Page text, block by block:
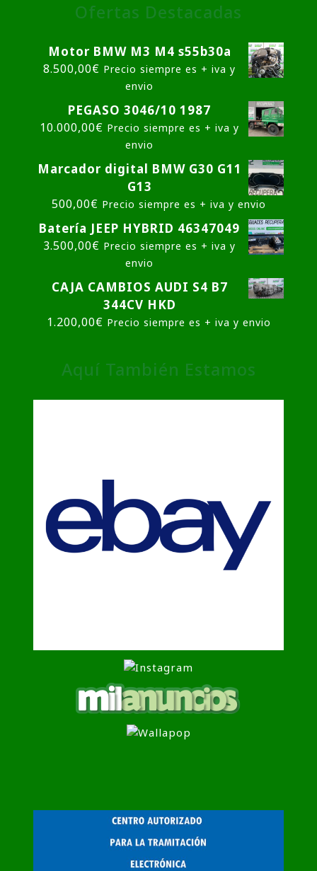
Ofertas Destacadas
Motor BMW M3 M4 s55b30a
8.500,00€ Precio siempre es + iva y
envio
PEGASO 3046/10 1987
10.000,00€ Precio siempre es + iva y
envio
Marcador digital BMW G30 G11
G13
500,00€ Precio siempre es + iva y envio
Batería JEEP HYBRID 46347049
3.500,00€ Precio siempre es + iva y
envio
CAJA CAMBIOS AUDI S4 B7
344CV HKD
1.200,00€ Precio siempre es + iva y envio
Aquí También Estamos